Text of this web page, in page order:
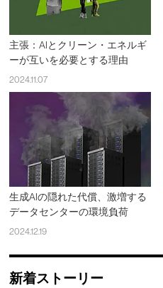
主張：AIとクリーン・エネルギ
ーが互いを必要とする理由
2024.11.07
生成AIの隠れた代償、激増する
データセンターの環境負荷
2024.12.19
新着ストーリー